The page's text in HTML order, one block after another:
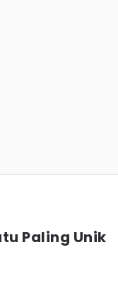
Paling Unik